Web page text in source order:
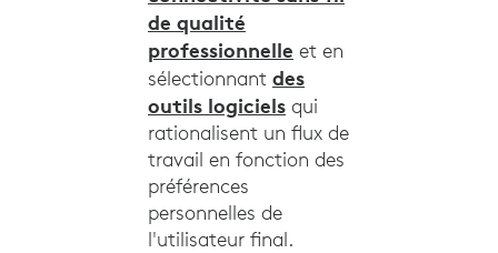
de qualité
professionnelle et en
sélectionnant des
outils logiciels qui
rationalisent un flux de
travail en fonction des
préférences
personnelles de
l'utilisateur final.